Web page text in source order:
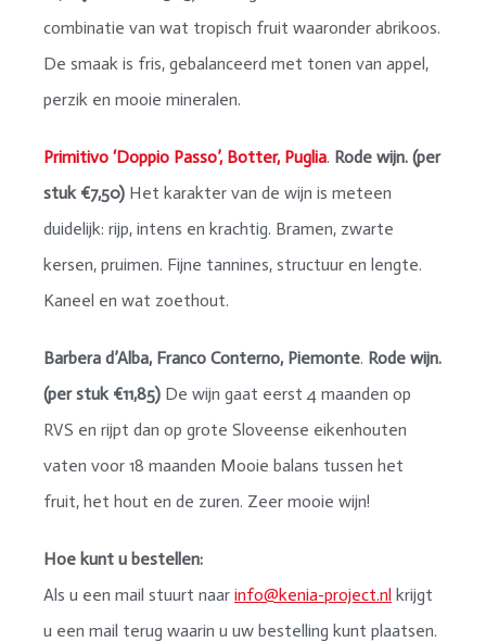
combinatie van wat tropisch fruit waaronder abrikoos.
De smaak is fris, gebalanceerd met tonen van appel,
perzik en mooie mineralen.
Primitivo ‘Doppio Passo’, Botter, Puglia. Rode wijn. (per
stuk €7,50) Het karakter van de wijn is meteen
duidelijk: rijp, intens en krachtig. Bramen, zwarte
kersen, pruimen. Fijne tannines, structuur en lengte.
Kaneel en wat zoethout.
Barbera d’Alba, Franco Conterno, Piemonte. Rode wijn.
(per stuk €11,85) De wijn gaat eerst 4 maanden op
RVS en rijpt dan op grote Sloveense eikenhouten
vaten voor 18 maanden Mooie balans tussen het
fruit, het hout en de zuren. Zeer mooie wijn!
Hoe kunt u bestellen:
Als u een mail stuurt naar info@kenia-project.nl krijgt
u een mail terug waarin u uw bestelling kunt plaatsen.